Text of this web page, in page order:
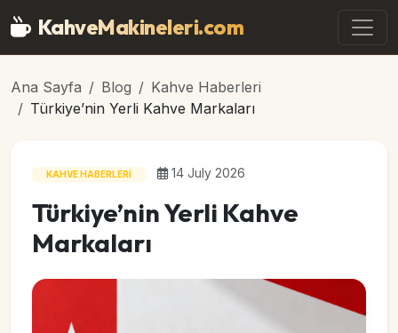
KahveMakineleri.com
Ana Sayfa Blog
Kahve Haberleri
Türkiye’nin Yerli Kahve Markaları
KAHVE HABERLERI 14 July 2026
Türkiye’nin Yerli Kahve
Markaları